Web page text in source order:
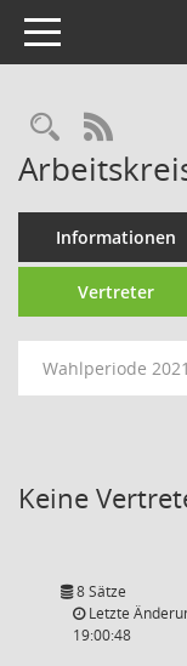
Toggle navigation
RSS-
Informationen
Vertreter
Wahlperiode
Keine
8 Sätze
Letzte
19:00:48